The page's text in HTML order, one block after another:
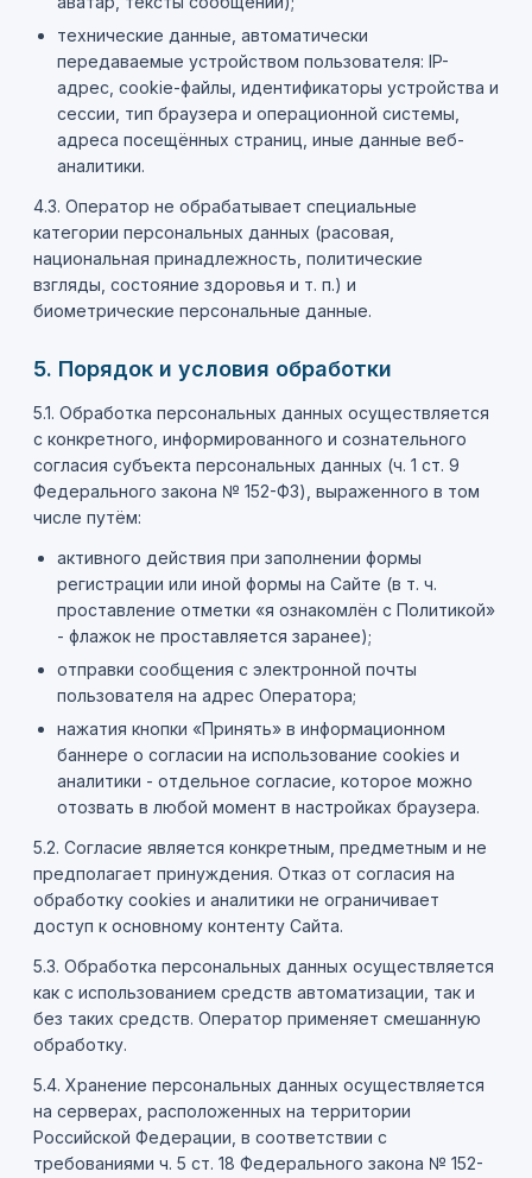
технические данные, автоматически
передаваемые устройством пользователя: IP-
адрес, cookie-файлы, идентификаторы устройства и
сессии, тип браузера и операционной системы,
адреса посещённых страниц, иные данные веб-
аналитики.
4.3. Оператор не обрабатывает специальные
категории персональных данных (расовая,
национальная принадлежность, политические
взгляды, состояние здоровья и т. п.) и
биометрические персональные данные.
5. Порядок и условия обработки
5.1. Обработка персональных данных осуществляется
с конкретного, информированного и сознательного
согласия субъекта персональных данных (ч. 1 ст. 9
Федерального закона № 152-ФЗ), выраженного в том
числе путём:
активного действия при заполнении формы
регистрации или иной формы на Сайте (в т. ч.
проставление отметки «я ознакомлён с Политикой»
- флажок не проставляется заранее);
отправки сообщения с электронной почты
пользователя на адрес Оператора;
нажатия кнопки «Принять» в информационном
баннере о согласии на использование cookies и
аналитики - отдельное согласие, которое можно
отозвать в любой момент в настройках браузера.
5.2. Согласие является конкретным, предметным и не
предполагает принуждения. Отказ от согласия на
обработку cookies и аналитики не ограничивает
доступ к основному контенту Сайта.
5.3. Обработка персональных данных осуществляется
как с использованием средств автоматизации, так и
без таких средств. Оператор применяет смешанную
обработку.
5.4. Хранение персональных данных осуществляется
на серверах, расположенных на территории
Российской Федерации, в соответствии с
требованиями ч. 5 ст. 18 Федерального закона № 152-